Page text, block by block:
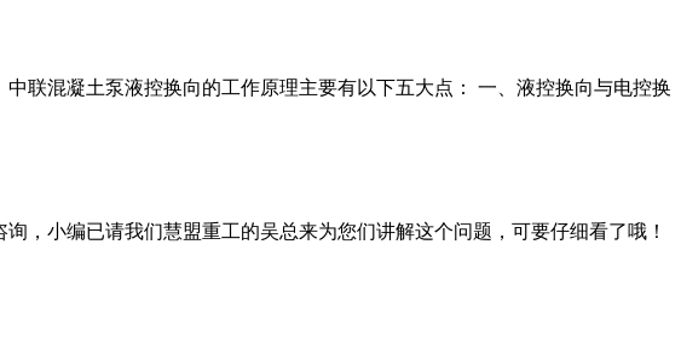
联混凝土泵液控换向的工作原理主要有以下五大点： 一、液控换向与电控换
，小编已请我们慧盟重工的吴总来为您们讲解这个问题，可要仔细看了哦！